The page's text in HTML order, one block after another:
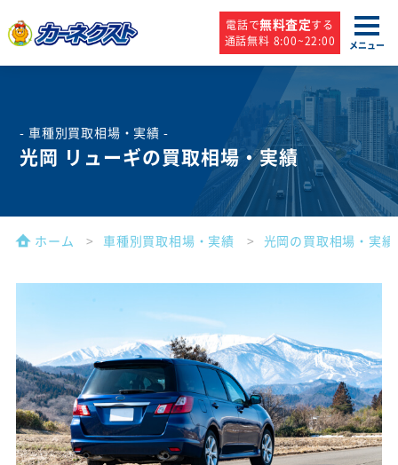
電話で無料査定する
通話無料 8:00~22:00
メニュー
- 車種別買取相場・実績 -
光岡 リューギの買取相場・実績
ホーム 車種別買取相場・実績 光岡の買取相場・実績